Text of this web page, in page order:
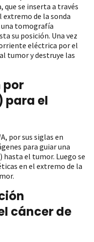
que se inserta a través
extremo de la sonda
una tomografía
su posición. Una vez
eléctrica por el
tumor y destruye las
por
para el
por sus siglas en
para guiar una
hasta el tumor. Luego se
en el extremo de la
cáncer de